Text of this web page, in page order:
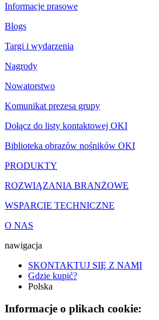
Informacje prasowe
Blogs
Targi i wydarzenia
Nagrody
Nowatorstwo
Komunikat prezesa grupy
Dołącz do listy kontaktowej OKI
Biblioteka obrazów nośników OKI
PRODUKTY
ROZWIĄZANIA BRANŻOWE
WSPARCIE TECHNICZNE
O NAS
nawigacja
SKONTAKTUJ SIĘ Z NAMI
Gdzie kupić?
Polska
Informacje o plikach cookie: